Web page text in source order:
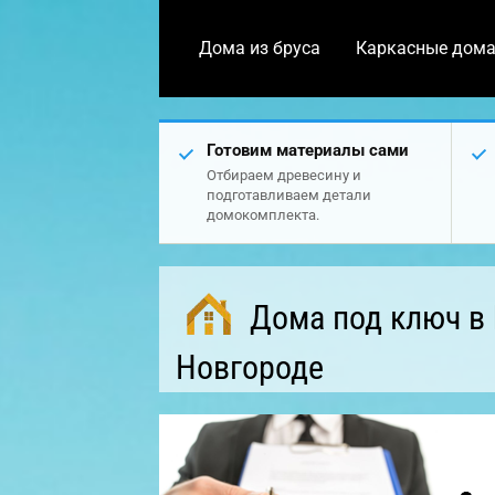
Дома из бруса Каркасные дома
Готовим материалы сами
Отбираем древесину и
подготавливаем детали
домокомплекта.
Дома под ключ
Новгороде